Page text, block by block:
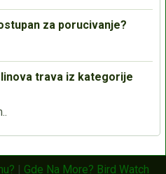
za porucivanje?
trava iz kategorije
| Gde Na More? Bird Watch